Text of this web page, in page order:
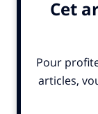
Au dernier
d’habriter 850
chiffres qui ne